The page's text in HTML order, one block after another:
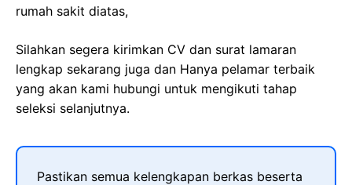
rumah sakit diatas,
Silahkan segera kirimkan CV dan surat lamaran
lengkap sekarang juga dan Hanya pelamar terbaik
yang akan kami hubungi untuk mengikuti tahap
seleksi selanjutnya.
Pastikan semua kelengkapan berkas beserta